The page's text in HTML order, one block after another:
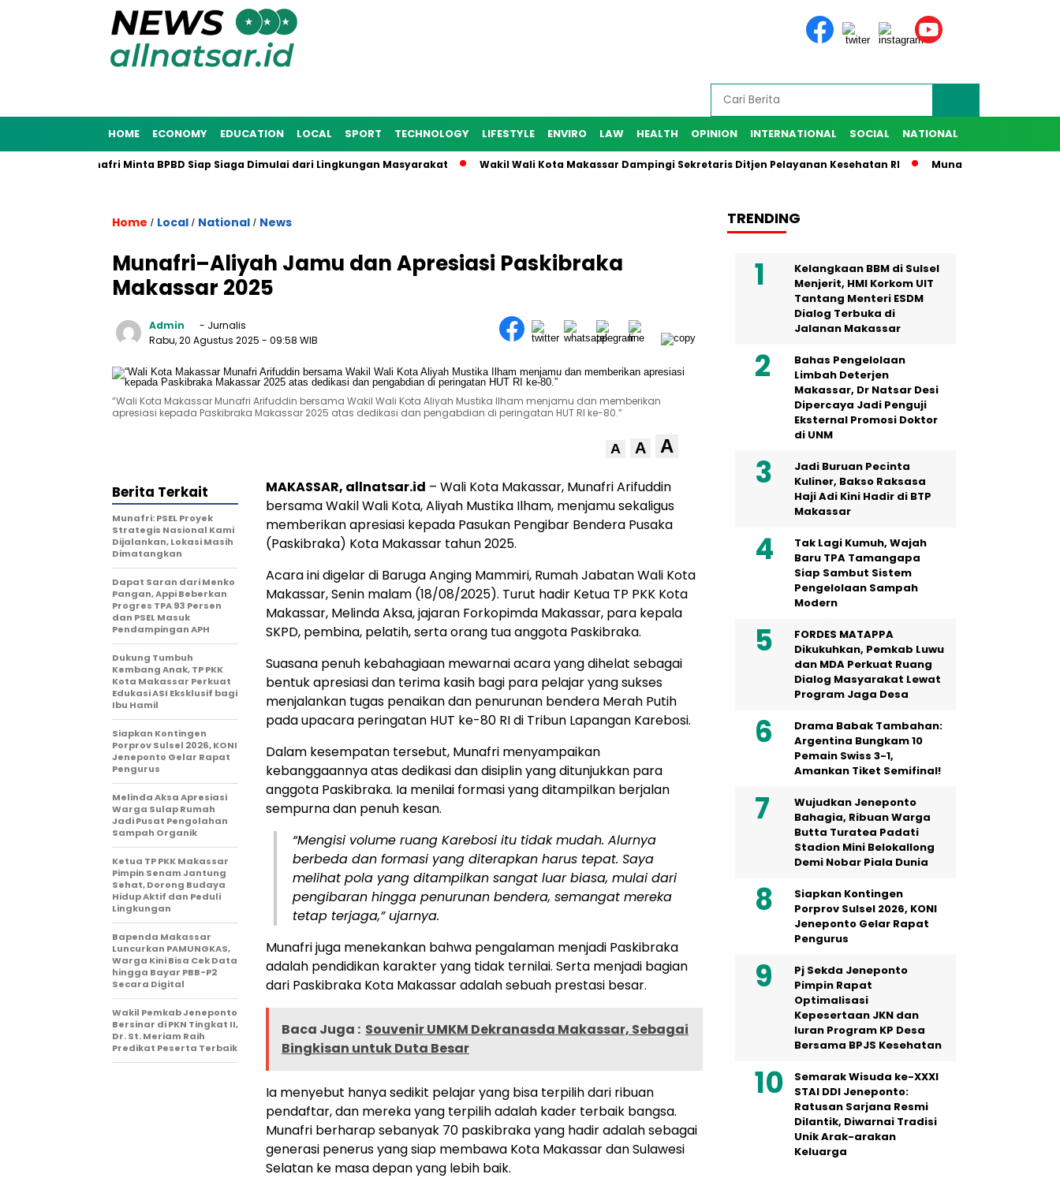
HOME ECONOMY EDUCATION LOCAL SPORT TECHNOLOGY LIFESTYLE ENVIRO LAW HEALTH OPINION INTERNATIONAL SOCIAL NATIONAL
2025, Munafri Minta BPBD Siap Siaga Dimulai dari Lingkungan Masyarakat Wakil Wali Kota Makassar Dampingi Sekretaris Ditjen Pelayanan Kesehatan RI Munafri Harap IKA
Home / Local / National / News
Munafri–Aliyah Jamu dan Apresiasi Paskibraka
Makassar 2025
Admin
- Jurnalis
Rabu, 20 Agustus 2025 - 09:58 WIB
“Wali Kota Makassar Munafri Arifuddin bersama Wakil Wali Kota Aliyah Mustika Ilham menjamu dan memberikan
apresiasi kepada Paskibraka Makassar 2025 atas dedikasi dan pengabdian di peringatan HUT RI ke-80.”
A A A
MAKASSAR, allnatsar.id – Wali Kota Makassar, Munafri Arifuddin
bersama Wakil Wali Kota, Aliyah Mustika Ilham, menjamu sekaligus
memberikan apresiasi kepada Pasukan Pengibar Bendera Pusaka
(Paskibraka) Kota Makassar tahun 2025.
Acara ini digelar di Baruga Anging Mammiri, Rumah Jabatan Wali Kota
Makassar, Senin malam (18/08/2025). Turut hadir Ketua TP PKK Kota
Makassar, Melinda Aksa, jajaran Forkopimda Makassar, para kepala
SKPD, pembina, pelatih, serta orang tua anggota Paskibraka.
Suasana penuh kebahagiaan mewarnai acara yang dihelat sebagai
bentuk apresiasi dan terima kasih bagi para pelajar yang sukses
menjalankan tugas penaikan dan penurunan bendera Merah Putih
pada upacara peringatan HUT ke-80 RI di Tribun Lapangan Karebosi.
Dalam kesempatan tersebut, Munafri menyampaikan
kebanggaannya atas dedikasi dan disiplin yang ditunjukkan para
anggota Paskibraka. Ia menilai formasi yang ditampilkan berjalan
sempurna dan penuh kesan.
“Mengisi volume ruang Karebosi itu tidak mudah. Alurnya
berbeda dan formasi yang diterapkan harus tepat. Saya
melihat pola yang ditampilkan sangat luar biasa, mulai dari
pengibaran hingga penurunan bendera, semangat mereka
tetap terjaga,” ujarnya.
Munafri juga menekankan bahwa pengalaman menjadi Paskibraka
adalah pendidikan karakter yang tidak ternilai. Serta menjadi bagian
dari Paskibraka Kota Makassar adalah sebuah prestasi besar.
Baca Juga : Souvenir UMKM Dekranasda Makassar, Sebagai
Bingkisan untuk Duta Besar
Ia menyebut hanya sedikit pelajar yang bisa terpilih dari ribuan
pendaftar, dan mereka yang terpilih adalah kader terbaik bangsa.
Munafri berharap sebanyak 70 paskibraka yang hadir adalah sebagai
generasi penerus yang siap membawa Kota Makassar dan Sulawesi
Selatan ke masa depan yang lebih baik.
Berita Terkait
Munafri: PSEL Proyek
Strategis Nasional Kami
Dijalankan, Lokasi Masih
Dimatangkan
Dapat Saran dari Menko
Pangan, Appi Beberkan
Progres TPA 93 Persen
dan PSEL Masuk
Pendampingan APH
Dukung Tumbuh
Kembang Anak, TP PKK
Kota Makassar Perkuat
Edukasi ASI Eksklusif bagi
Ibu Hamil
Siapkan Kontingen
Porprov Sulsel 2026, KONI
Jeneponto Gelar Rapat
Pengurus
Melinda Aksa Apresiasi
Warga Sulap Rumah
Jadi Pusat Pengolahan
Sampah Organik
Ketua TP PKK Makassar
Pimpin Senam Jantung
Sehat, Dorong Budaya
Hidup Aktif dan Peduli
Lingkungan
Bapenda Makassar
Luncurkan PAMUNGKAS,
Warga Kini Bisa Cek Data
hingga Bayar PBB-P2
Secara Digital
Wakil Pemkab Jeneponto
Bersinar di PKN Tingkat II,
Dr. St. Meriam Raih
Predikat Peserta Terbaik
TRENDING
Kelangkaan BBM di Sulsel
Menjerit, HMI Korkom UIT
Tantang Menteri ESDM
Dialog Terbuka di
Jalanan Makassar
Bahas Pengelolaan
Limbah Deterjen
Makassar, Dr Natsar Desi
Dipercaya Jadi Penguji
Eksternal Promosi Doktor
di UNM
Jadi Buruan Pecinta
Kuliner, Bakso Raksasa
Haji Adi Kini Hadir di BTP
Makassar
Tak Lagi Kumuh, Wajah
Baru TPA Tamangapa
Siap Sambut Sistem
Pengelolaan Sampah
Modern
FORDES MATAPPA
Dikukuhkan, Pemkab Luwu
dan MDA Perkuat Ruang
Dialog Masyarakat Lewat
Program Jaga Desa
Drama Babak Tambahan:
Argentina Bungkam 10
Pemain Swiss 3-1,
Amankan Tiket Semifinal!
Wujudkan Jeneponto
Bahagia, Ribuan Warga
Butta Turatea Padati
Stadion Mini Belokallong
Demi Nobar Piala Dunia
Siapkan Kontingen
Porprov Sulsel 2026, KONI
Jeneponto Gelar Rapat
Pengurus
Pj Sekda Jeneponto
Pimpin Rapat
Optimalisasi
Kepesertaan JKN dan
Iuran Program KP Desa
Bersama BPJS Kesehatan
Semarak Wisuda ke-XXXI
STAI DDI Jeneponto:
Ratusan Sarjana Resmi
Dilantik, Diwarnai Tradisi
Unik Arak-arakan
Keluarga